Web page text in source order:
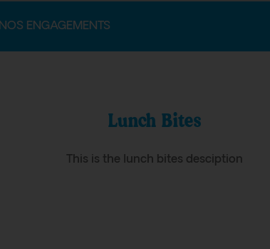
NOS ENGAGEMENTS
Lunch Bites
This is the lunch bites desciption